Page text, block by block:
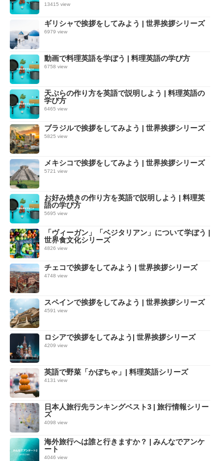
13415 view
ギリシャで挨拶をしてみよう | 世界挨拶シリーズ
6979 view
動画で料理英語を学ぼう | 料理英語の学び方
6758 view
天ぷらの作り方を英語で説明しよう | 料理英語の
学び方
6465 view
ブラジルで挨拶をしてみよう | 世界挨拶シリーズ
5825 view
メキシコで挨拶をしてみよう | 世界挨拶シリーズ
5721 view
お好み焼きの作り方を英語で説明しよう | 料理英
語の学び方
5695 view
「ヴィーガン」「ベジタリアン」について学ぼう |
世界食文化シリーズ
4826 view
チェコで挨拶をしてみよう | 世界挨拶シリーズ
4748 view
スペインで挨拶をしてみよう | 世界挨拶シリーズ
4591 view
ロシアで挨拶をしてみよう| 世界挨拶シリーズ
4209 view
英語で野菜「かぼちゃ」| 料理英語シリーズ
4131 view
日本人旅行先ランキングベスト3 | 旅行情報シリー
ズ
4098 view
海外旅行へは誰と行きますか？ | みんなでアンケ
ート
4046 view